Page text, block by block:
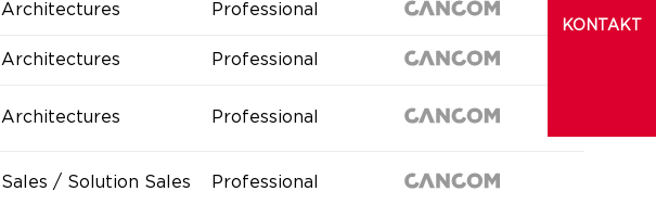
Architectures Professional
Architectures Professional
Architectures Professional
Sales / Solution Sales Professional
KONTAKT